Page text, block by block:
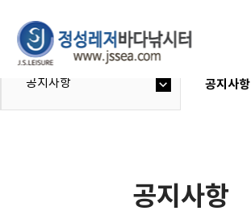
공지사항 공지사항
공지사항